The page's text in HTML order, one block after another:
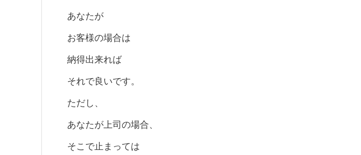
あなたが
お客様の場合は
納得出来れば
それで良いです。
ただし、
あなたが上司の場合、
そこで止まっては